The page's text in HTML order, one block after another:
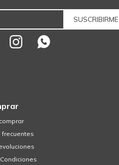
frecuentes
SUSCRIBIRME
 